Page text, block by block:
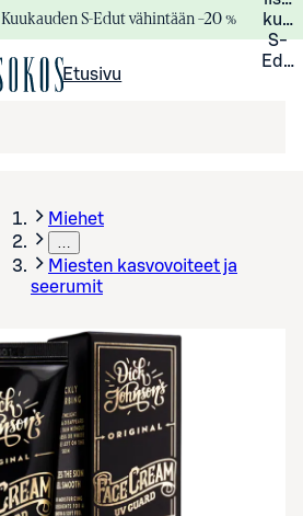
Kuukauden S-Edut vähintään –20 %
S-
Etusivu
Miehet
…
Miesten kasvovoiteet ja
seerumit